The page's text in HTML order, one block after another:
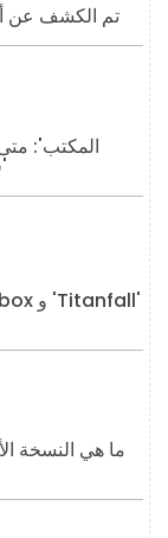
تم الكشف عن
فيشر وجون كراسنسكي على سموش 'دانديز'
ما هي النسخة